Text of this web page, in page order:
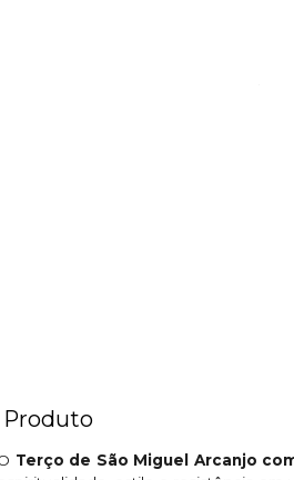
Produto
Terço de São Miguel Arcanjo